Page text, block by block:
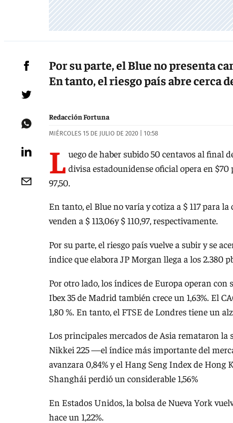
Por su parte, el Blue no presenta
En tanto, el riesgo país abre cerca
Redacción Fortuna
MIÉRCOLES 15 DE JULIO DE 2020 | 10:58
L uego de haber subido 50 centavos al final
divisa estadounidense oficial opera en
97,50.
En tanto, el Blue no varía y cotiza a $ 117 para
venden a $ 113,06y $ 110,97, respectivamente.
Por su parte, el riesgo país vuelve a subir y se
índice que elabora JP Morgan llega a los 2.380
Por otro lado, los índices de Europa operan con
Ibex 35 de Madrid también crece un 1,63%. El
1,80 %. En tanto, el FTSE de Londres tiene un
Los principales mercados de Asia remataron la
Nikkei 225 —el índice más importante del
avanzara 0,84% y el Hang Seng Index de Hong
Shanghái perdió un considerable 1,56%
En Estados Unidos, la bolsa de Nueva York
hace un 1,22%.